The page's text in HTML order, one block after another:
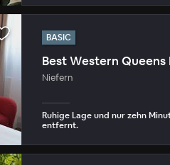
BASIC
Best Western
Niefern
Ruhige Lage und nur zehn
entfernt.